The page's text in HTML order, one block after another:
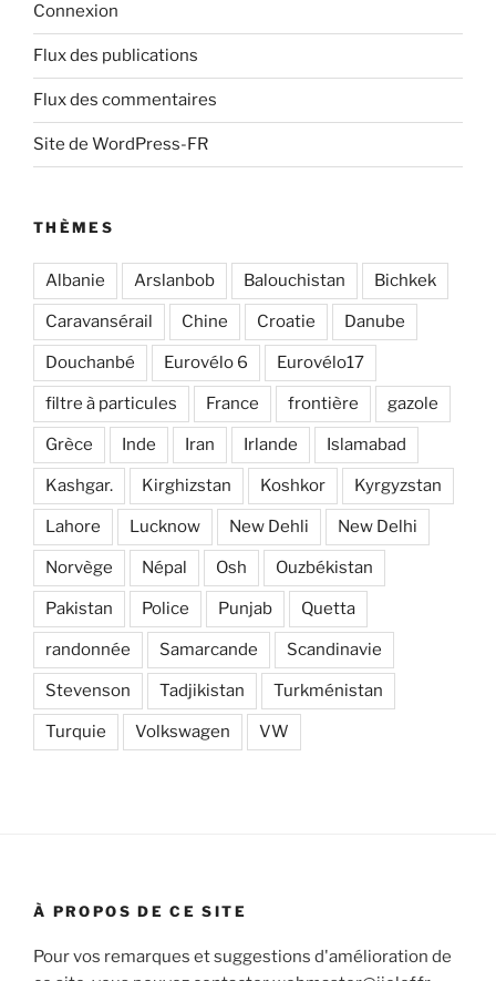
Connexion
Flux des publications
Flux des commentaires
Site de WordPress-FR
THÈMES
Albanie Arslanbob Balouchistan Bichkek
Caravansérail Chine Croatie Danube
Douchanbé Eurovélo 6 Eurovélo17
filtre à particules France frontière gazole
Grèce Inde Iran Irlande Islamabad
Kashgar. Kirghizstan Koshkor Kyrgyzstan
Lahore Lucknow New Dehli New Delhi
Norvège Népal Osh Ouzbékistan
Pakistan Police Punjab Quetta
randonnée Samarcande Scandinavie
Stevenson Tadjikistan Turkménistan
Turquie Volkswagen VW
À PROPOS DE CE SITE
Pour vos remarques et suggestions d'amélioration de